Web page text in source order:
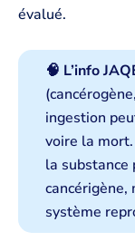
évalué.
🧠 L’info
ingestion
voire la
la substance
cancérigène,
système